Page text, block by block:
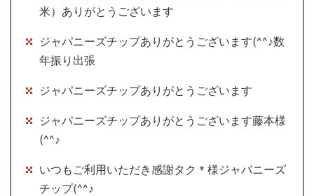
米）ありがとうございます
ジャパニーズチップありがとうございます(^^♪数
年振り出張
ジャパニーズチップありがとうございます
ジャパニーズチップありがとうございます藤本様
(^^♪
いつもご利用いただき感謝タク＊様ジャパニーズ
チップ(^^♪